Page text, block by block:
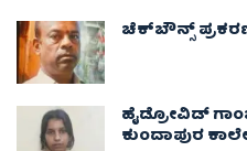
ಚೆಕ್​ಬೌನ್ಸ್​
ಹೈಡ್ರೋವಿಡ್
ಕುಂದಾಪುರ